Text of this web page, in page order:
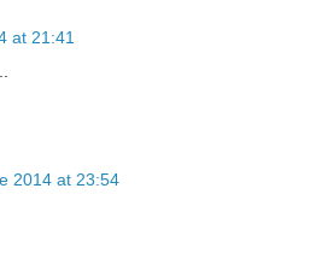
at 21:41
2014 at 23:54